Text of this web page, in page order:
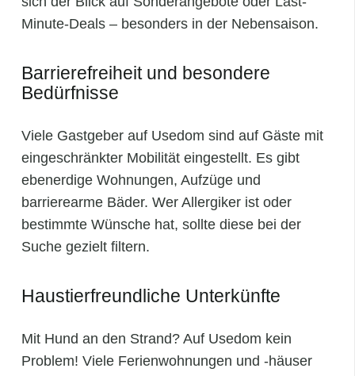
Minute-Deals – besonders in der Nebensaison.
Barrierefreiheit und besondere
Bedürfnisse
Viele Gastgeber auf Usedom sind auf Gäste mit
eingeschränkter Mobilität eingestellt. Es gibt
ebenerdige Wohnungen, Aufzüge und
barrierearme Bäder. Wer Allergiker ist oder
bestimmte Wünsche hat, sollte diese bei der
Suche gezielt filtern.
Haustierfreundliche Unterkünfte
Mit Hund an den Strand? Auf Usedom kein
Problem! Viele Ferienwohnungen und -häuser